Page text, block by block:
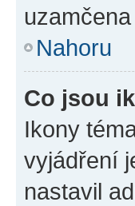
Nahoru
Co jsou
Ikony
vyjádření
nastavil